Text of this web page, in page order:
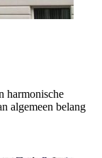
harmonische
algemeen belang